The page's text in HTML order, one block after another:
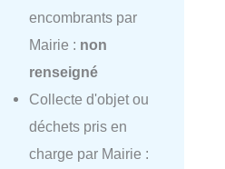
encombrants par
Mairie : non
renseigné
Collecte d'objet ou
déchets pris en
charge par Mairie :